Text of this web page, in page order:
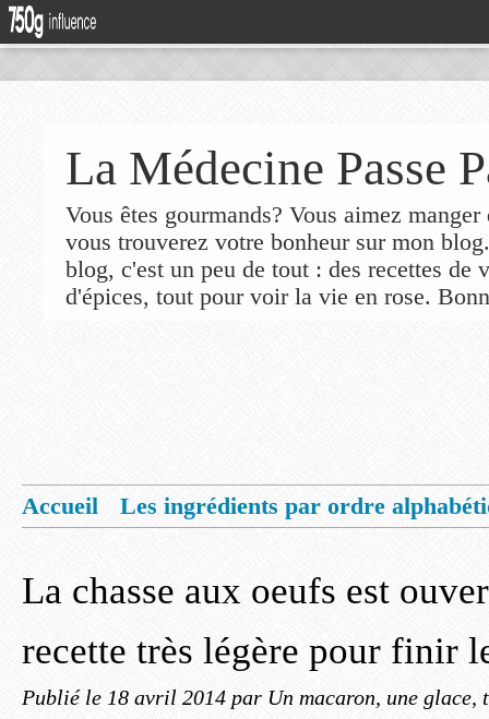
La Médecine Passe
Vous êtes gourmands? Vous aimez
vous trouverez votre bonheur sur mon
blog, c'est un peu de tout : des recettes de
d'épices, tout pour voir la vie en rose.
Accueil
Les ingrédients par ordre
La chasse aux oeufs est
recette très légère pour finir
Publié le 18 avril 2014 par Un macaron, une glace,